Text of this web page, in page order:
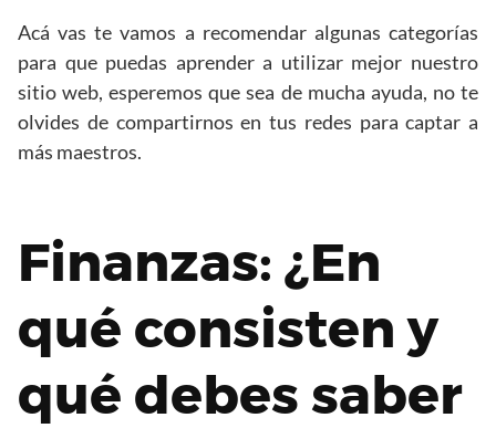
Acá vas te vamos a recomendar algunas categorías
para que puedas aprender a utilizar mejor nuestro
sitio web, esperemos que sea de mucha ayuda, no te
olvides de compartirnos en tus redes para captar a
más maestros.
Finanzas: ¿En
qué consisten y
qué debes saber